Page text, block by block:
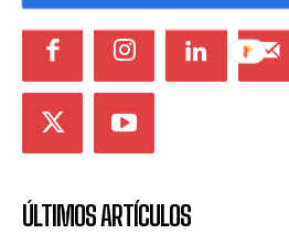
ÚLTIMOS ARTÍCULOS